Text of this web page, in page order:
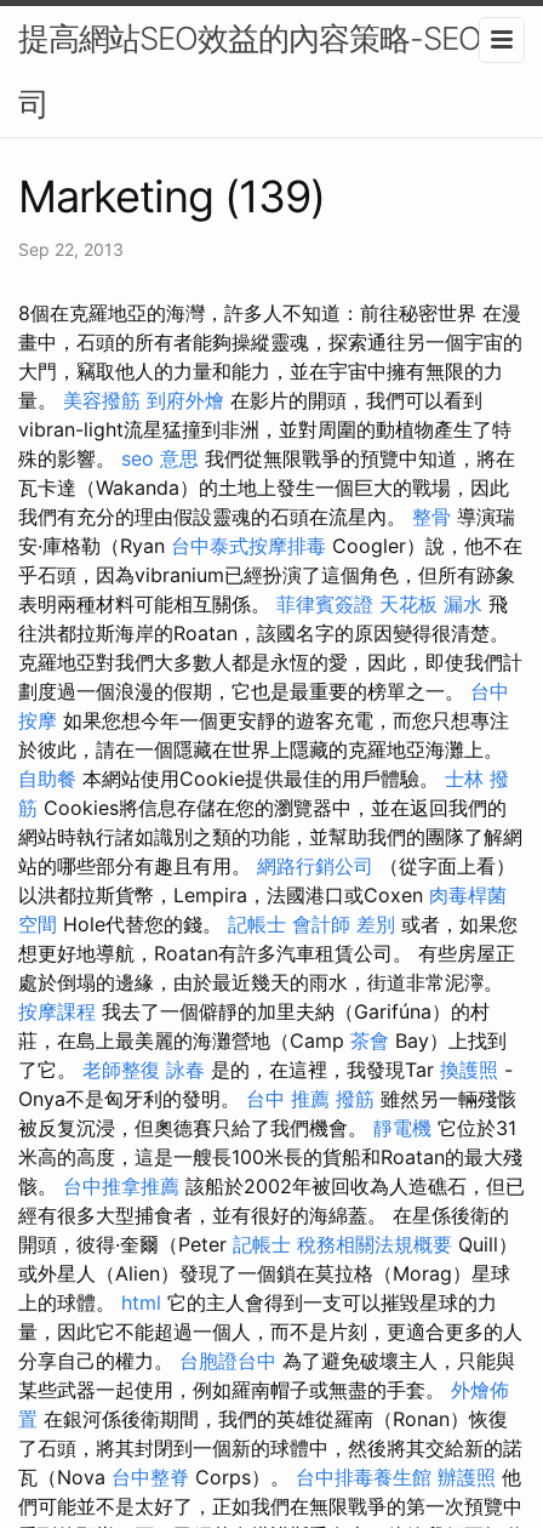
提高網站SEO效益的內容策略-SEO公
司
Marketing (139)
Sep 22, 2013
8個在克羅地亞的海灣，許多人不知道：前往秘密世界 在漫
畫中，石頭的所有者能夠操縱靈魂，探索通往另一個宇宙的
大門，竊取他人的力量和能力，並在宇宙中擁有無限的力
量。 美容撥筋 到府外燴 在影片的開頭，我們可以看到
vibran-light流星猛撞到非洲，並對周圍的動植物產生了特
殊的影響。 seo 意思 我們從無限戰爭的預覽中知道，將在
瓦卡達（Wakanda）的土地上發生一個巨大的戰場，因此
我們有充分的理由假設靈魂的石頭在流星內。 整骨 導演瑞
安·庫格勒（Ryan 台中泰式按摩排毒 Coogler）說，他不在
乎石頭，因為vibranium已經扮演了這個角色，但所有跡象
表明兩種材料可能相互關係。 菲律賓簽證 天花板 漏水 飛
往洪都拉斯海岸的Roatan，該國名字的原因變得很清楚。
克羅地亞對我們大多數人都是永恆的愛，因此，即使我們計
劃度過一個浪漫的假期，它也是最重要的榜單之一。 台中
按摩 如果您想今年一個更安靜的遊客充電，而您只想專注
於彼此，請在一個隱藏在世界上隱藏的克羅地亞海灘上。
自助餐 本網站使用Cookie提供最佳的用戶體驗。 士林 撥
筋 Cookies將信息存儲在您的瀏覽器中，並在返回我們的
網站時執行諸如識別之類的功能，並幫助我們的團隊了解網
站的哪些部分有趣且有用。 網路行銷公司 （從字面上看）
以洪都拉斯貨幣，Lempira，法國港口或Coxen 肉毒桿菌
空間 Hole代替您的錢。 記帳士 會計師 差別 或者，如果您
想更好地導航，Roatan有許多汽車租賃公司。 有些房屋正
處於倒塌的邊緣，由於最近幾天的雨水，街道非常泥濘。
按摩課程 我去了一個僻靜的加里夫納（Garifúna）的村
莊，在島上最美麗的海灘營地（Camp 茶會 Bay）上找到
了它。 老師整復 詠春 是的，在這裡，我發現Tar 換護照 -
Onya不是匈牙利的發明。 台中 推薦 撥筋 雖然另一輛殘骸
被反复沉浸，但奧德賽只給了我們機會。 靜電機 它位於31
米高的高度，這是一艘長100米長的貨船和Roatan的最大殘
骸。 台中推拿推薦 該船於2002年被回收為人造礁石，但已
經有很多大型捕食​​者，並有很好的海綿蓋。 在星係後衛的
開頭，彼得·奎爾（Peter 記帳士 稅務相關法規概要 Quill）
或外星人（Alien）發現了一個鎖在莫拉格（Morag）星球
上的球體。 html 它的主人會得到一支可以摧毀星球的力
量，因此它不能超過一個人，而不是片刻，更適合更多的人
分享自己的權力。 台胞證台中 為了避免破壞主人，只能與
某些武器一起使用，例如羅南帽子或無盡的手套。 外燴佈
置 在銀河係後衛期間，我們的英雄從羅南（Ronan）恢復
了石頭，將其封閉到一個新的球體中，然後將其交給新的諾
瓦（Nova 台中整脊 Corps）。 台中排毒養生館 辦護照 他
們可能並不是太好了，正如我們在無限戰爭的第一次預覽中